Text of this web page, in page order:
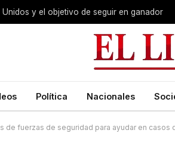
Unidos y el objetivo de seguir en ganador
Política Nacionales
de fuerzas de seguridad para ayudar en casos